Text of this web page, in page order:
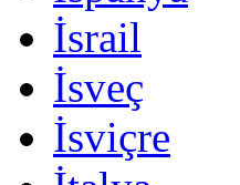
İsrail
İsveç
İsviçre